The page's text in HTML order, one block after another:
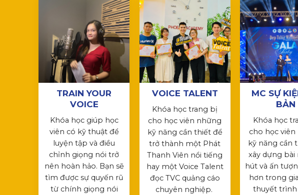
TRAIN YOUR
VOICE
Khóa học giúp học
viên có kỹ thuật để
luyện tập và điều
chỉnh giọng nói trở
nên hoàn hảo. Bạn sẽ
tìm được sự quyến rũ
từ chính giọng nói
VOICE TALENT
Khóa học trang bị
cho học viên những
kỹ năng cần thiết để
trở thành một Phát
Thanh Viên nổi tiếng
hay một Voice Talent
đọc TVC quảng cáo
chuyên nghiệp.
MC SỰ
BẢN
Khóa học
cho học
kỹ năng cần
xây dựng bài
hút và ấn
hơn trong
thuyết